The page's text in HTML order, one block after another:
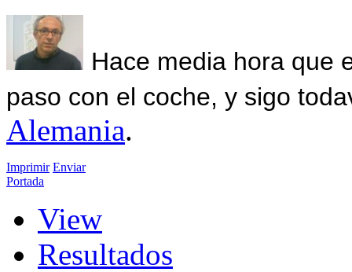
Hace media hora que
paso con el coche, y sigo
Alemania.
Imprimir Enviar
Portada
View
Resultados